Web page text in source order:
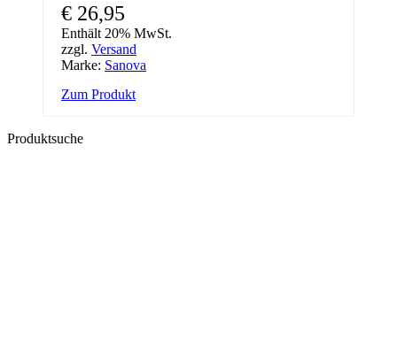
€ 26,95
Enthält 20% MwSt.
zzgl. Versand
Marke: Sanova
Zum Produkt
Produktsuche